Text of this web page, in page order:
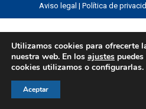
Aviso legal | Política de
Utilizamos cookies para ofrecerte
nuestra web. En los ajustes
cookies utilizamos o configurarlas.
Aceptar